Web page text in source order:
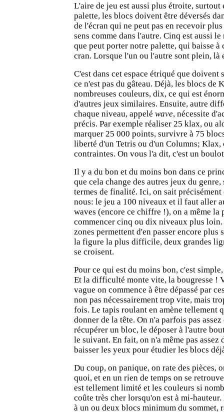
L'aire de jeu est aussi plus étroite, surtout
palette, les blocs doivent être déversés
de l'écran qui ne peut pas en recevoir
sens comme dans l'autre. Cinq est aussi
que peut porter notre palette, qui baisse à
cran. Lorsque l'un ou l'autre sont plein, là
C'est dans cet espace étriqué que doivent
ce n'est pas du gâteau. Déjà, les blocs de
nombreuses couleurs, dix, ce qui est
d'autres jeux similaires. Ensuite, autre
chaque niveau, appelé wave, nécessite
précis. Par exemple réaliser 25 klax, ou
marquer 25 000 points, survivre à 75
liberté d'un Tetris ou d'un Columns; Klax,
contraintes. On vous l'a dit, c'est un
Il y a du bon et du moins bon dans ce
que cela change des autres jeux du
termes de finalité. Ici, on sait précisément
nous: le jeu a 100 niveaux et il faut aller
waves (encore ce chiffre !), on a même la
commencer cinq ou dix niveaux plus
zones permettent d'en passer encore plus
la figure la plus difficile, deux grandes
se croisent.
Pour ce qui est du moins bon, c'est
Et la difficulté monte vite, la bougresse !
vague on commence à être dépassé par
non pas nécessairement trop vite, mais
fois. Le tapis roulant en amène tellement
donner de la tête. On n'a parfois pas
récupérer un bloc, le déposer à l'autre
le suivant. En fait, on n'a même pas assez
baisser les yeux pour étudier les blocs
Du coup, on panique, on rate des pièces,
quoi, et en un rien de temps on se
est tellement limité et les couleurs si
coûte très cher lorsqu'on est à mi-
à un ou deux blocs minimum du sommet,